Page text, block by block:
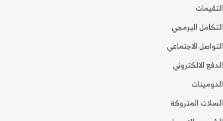
التقيمات
التكامل البرمجي
التواصل الاجتماعي
الدفع الالكتروني
الدومينات
السلات المتروكة